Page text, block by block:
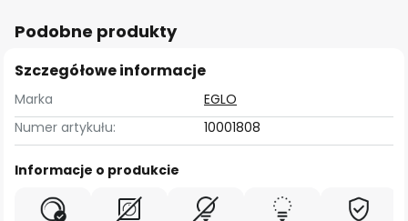
Podobne produkty
Szczegółowe informacje
Marka
EGLO
Numer artykułu:
10001808
Informacje o produkcie